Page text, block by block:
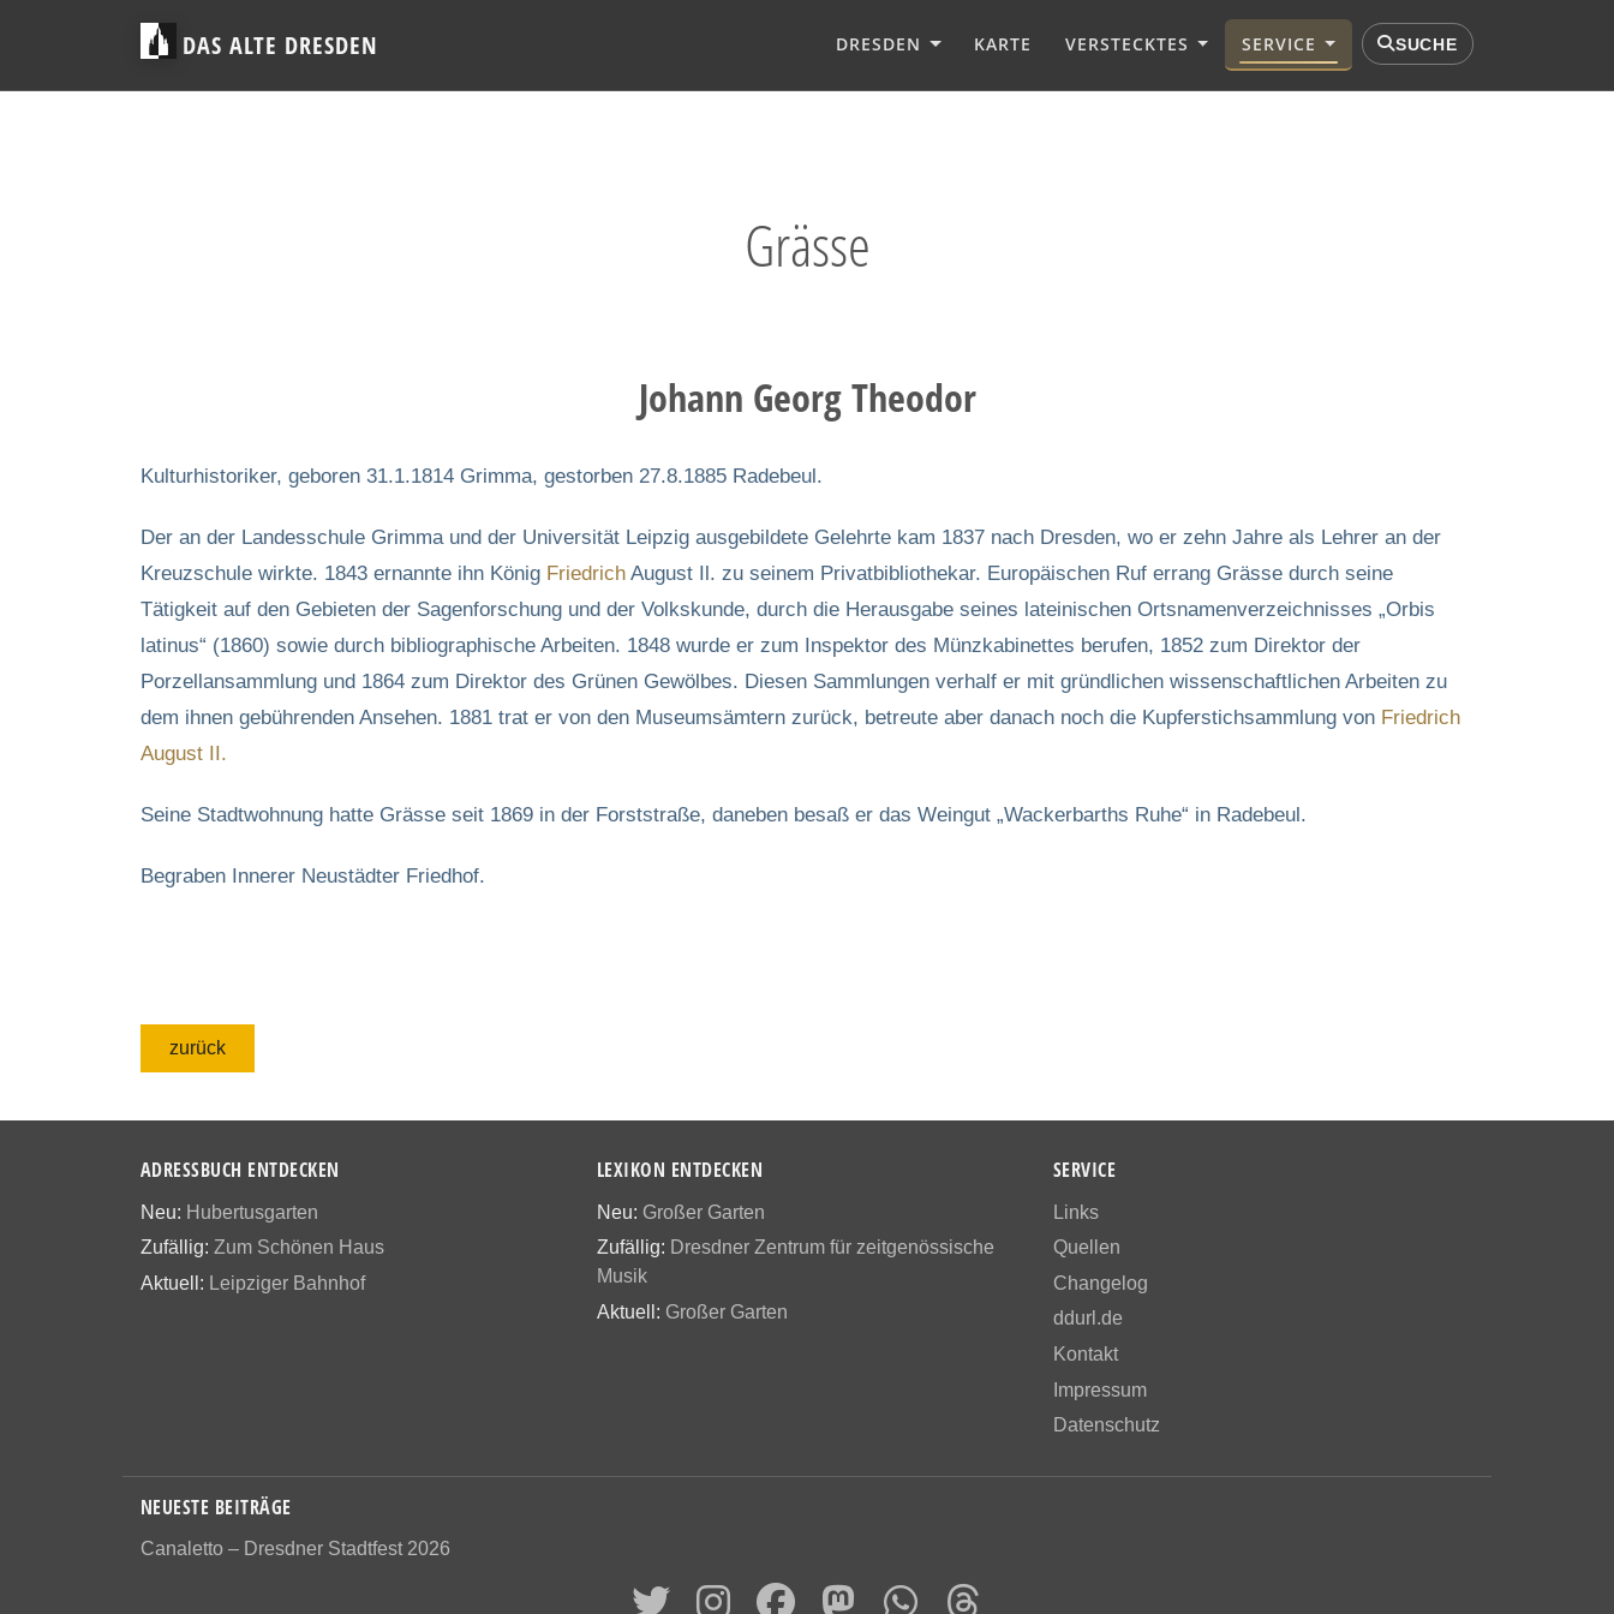
DAS ALTE DRESDEN DRESDEN KARTE VERSTECKTES SERVICE SUCHE
Grässe
Johann Georg Theodor
Kulturhistoriker, geboren 31.1.1814 Grimma, gestorben 27.8.1885 Radebeul.
Der an der Landesschule Grimma und der Universität Leipzig ausgebildete Gelehrte kam 1837 nach Dresden, wo er zehn Jahre als Lehrer an der
Kreuzschule wirkte. 1843 ernannte ihn König Friedrich August Il. zu seinem Privatbibliothekar. Europäischen Ruf errang Grässe durch seine
Tätigkeit auf den Gebieten der Sagenforschung und der Volkskunde, durch die Herausgabe seines lateinischen Ortsnamenverzeichnisses „Orbis
latinus“ (1860) sowie durch bibliographische Arbeiten. 1848 wurde er zum Inspektor des Münzkabinettes berufen, 1852 zum Direktor der
Porzellansammlung und 1864 zum Direktor des Grünen Gewölbes. Diesen Sammlungen verhalf er mit gründlichen wissenschaftlichen Arbeiten zu
dem ihnen gebührenden Ansehen. 1881 trat er von den Museumsämtern zurück, betreute aber danach noch die Kupferstichsammlung von Friedrich
August II.
Seine Stadtwohnung hatte Grässe seit 1869 in der Forststraße, daneben besaß er das Weingut „Wackerbarths Ruhe“ in Radebeul.
Begraben Innerer Neustädter Friedhof.
zurück
ADRESSBUCH ENTDECKEN
Neu: Hubertusgarten
Zufällig: Zum Schönen Haus
Aktuell: Leipziger Bahnhof
LEXIKON ENTDECKEN
Neu: Großer Garten
Zufällig: Dresdner Zentrum für zeitgenössische
Musik
Aktuell: Großer Garten
SERVICE
Links
Quellen
Changelog
ddurl.de
Kontakt
Impressum
Datenschutz
NEUESTE BEITRÄGE
Canaletto – Dresdner Stadtfest 2026